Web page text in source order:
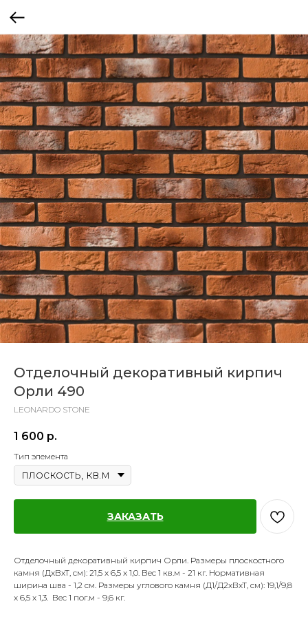
Отделочный декоративный кирпич
Орли 490
LEONARDO STONE
1 600 р.
Тип элемента
ЗАКАЗАТЬ
Отделочный декоративный кирпич Орли. Размеры плоскостного
камня (ДхВхТ, см): 21,5 x 6,5 x 1,0. Вес 1 кв.м - 21 кг. Нормативная
ширина шва - 1,2 см. Размеры углового камня (Д1/Д2хВхТ, см): 19,1/9,8
x 6,5 x 1,3. Вес 1 пог.м - 9,6 кг.